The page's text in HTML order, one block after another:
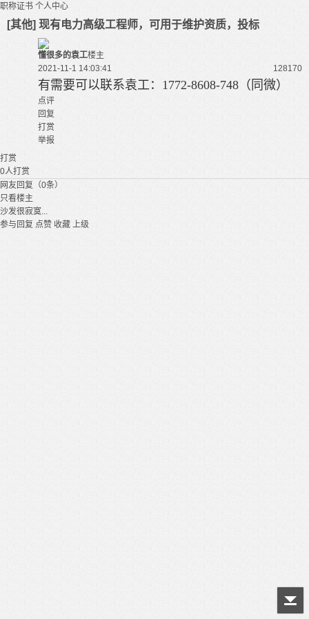
职称证书 个人中心
[其他] 现有电力高级工程师，可用于维护资质，投标
懂很多的袁工楼主
2021-11-1 14:03:41
128170
有需要可以联系袁工：1772-8608-748（同微）
点评
回复
打赏
举报
打赏
0人打赏
网友回复（0条）
只看楼主
沙发很寂寞...
参与回复 点赞 收藏 上级